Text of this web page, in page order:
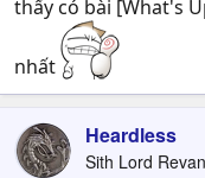
thấy có bài [What's
nhất
Heardless
Sith Lord Revan